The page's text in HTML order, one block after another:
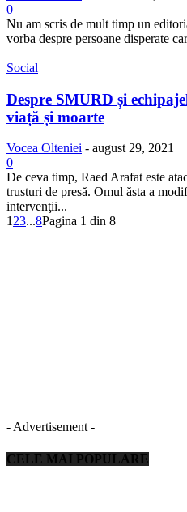
0
Nu am scris de mult timp un
vorba despre persoane disperate
Social
Despre SMURD și
viață și moarte
Vocea Olteniei - august 29, 2021
0
De ceva timp, Raed Arafat este
trusturi de presă. Omul ăsta a
intervenţii...
1 23...8Pagina 1 din 8
- Advertisement -
CELE MAI POPULARE